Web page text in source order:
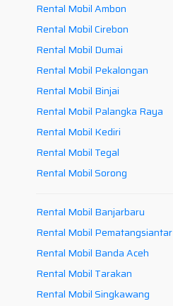
Rental Mobil Ambon
Rental Mobil Cirebon
Rental Mobil Dumai
Rental Mobil Pekalongan
Rental Mobil Binjai
Rental Mobil Palangka Raya
Rental Mobil Kediri
Rental Mobil Tegal
Rental Mobil Sorong
Rental Mobil Banjarbaru
Rental Mobil Pematangsiantar
Rental Mobil Banda Aceh
Rental Mobil Tarakan
Rental Mobil Singkawang